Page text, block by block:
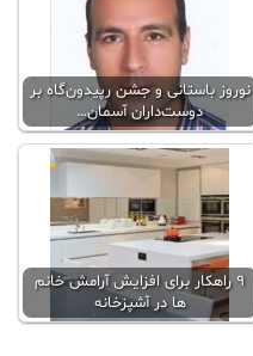
نوروز باستانی و جشن رپیدون‌گاه بر
دوست‌داران آسمان…
9 راهکار برای افزایش آرامش خانم
ها در آشپزخانه